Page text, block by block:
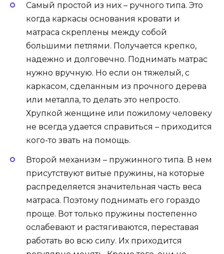
Самый простой из них – ручного типа. Это
когда каркасы основания кровати и
матраса скреплены между собой
большими петлями. Получается крепко,
надежно и долговечно. Поднимать матрас
нужно вручную. Но если он тяжелый, с
каркасом, сделанным из прочного дерева
или металла, то делать это непросто.
Хрупкой женщине или пожилому человеку
не всегда удается справиться – приходится
кого-то звать на помощь.
Второй механизм – пружинного типа. В нем
присутствуют витые пружины, на которые
распределяется значительная часть веса
матраса. Поэтому поднимать его гораздо
проще. Вот только пружины постепенно
ослабевают и растягиваются, переставая
работать во всю силу. Их приходится